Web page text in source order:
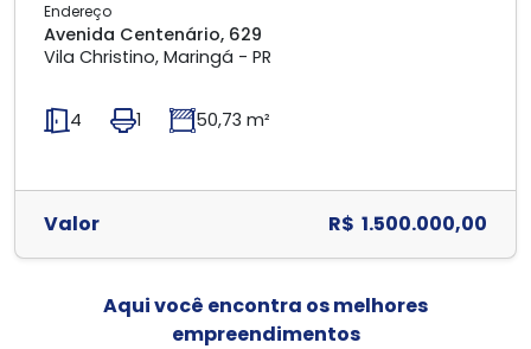
Endereço
Avenida Centenário, 629
Vila Christino, Maringá - PR
4 1 50,73 m²
Valor R$ 1.500.000,00
Aqui você encontra os melhores
empreendimentos